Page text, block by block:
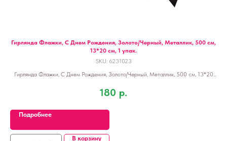
Гирлянда Флажки, С Днем Рождения, Золото/Черный, Металлик, 500 см,
13*20 см, 1 упак.
SKU: 6231023
Гирлянда Флажки, С Днем Рождения, Золото/Черный, Металлик, 500 см, 13*20
180 р.
Подробнее
В корзину